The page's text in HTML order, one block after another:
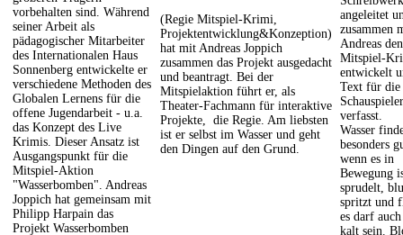
vorbehalten sind. Während
seiner Arbeit als
pädagogischer Mitarbeiter
des Internationalen Haus
Sonnenberg entwickelte er
verschiedene Methoden des
Globalen Lernens für die
offene Jugendarbeit - u.a.
das Konzept des Live
Krimis. Dieser Ansatz ist
Ausgangspunkt für die
Mitspiel-Aktion
"Wasserbomben". Andreas
Joppich hat gemeinsam mit
Philipp Harpain das
Projekt Wasserbomben
(Regie Mitspiel-Krimi,
Projektentwicklung&Konzeption)
hat mit Andreas Joppich
zusammen das Projekt ausgedacht
und beantragt. Bei der
Mitspielaktion führt er, als
Theater-Fachmann für interaktive
Projekte, die Regie. Am liebsten
ist er selbst im Wasser und geht
den Dingen auf den Grund.
angeleitet
zusammen
Andreas den
Mitspiel-
entwickelt
Text für die
Schauspieler
verfasst.
Wasser
besonders
wenn es in
Bewegung
sprudelt,
spritzt und
es darf
kalt sein.